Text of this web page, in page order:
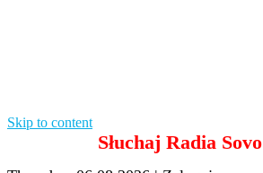
Skip to content
Słuchaj Radia Sovo